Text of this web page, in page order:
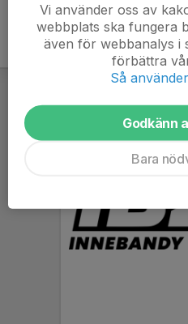
Vi använder oss av
webbplats ska fungera
även för webbanalys i
förbättra
Så
Godkänn
Bara